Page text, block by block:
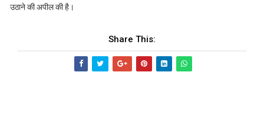
उठाने की अपील की है।
Share This: